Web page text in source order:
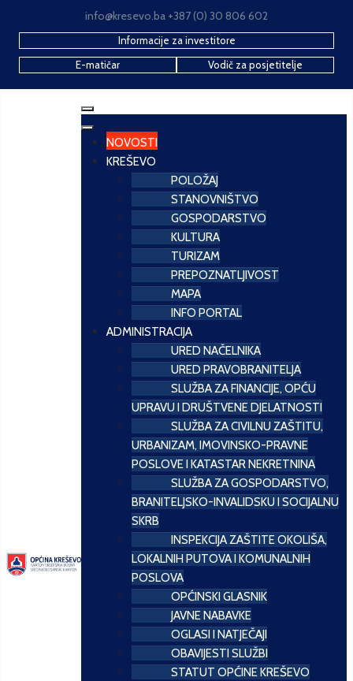
info@kresevo.ba +387 (0) 30 806 602
Informacije za investitore
E-matičar
Vodič za posjetitelje
NOVOSTI
KREŠEVO
POLOŽAJ
STANOVNIŠTVO
GOSPODARSTVO
KULTURA
TURIZAM
PREPOZNATLJIVOST
MAPA
INFO PORTAL
ADMINISTRACIJA
URED NAČELNIKA
URED PRAVOBRANITELJA
SLUŽBA ZA FINANCIJE, OPĆU
UPRAVU I DRUŠTVENE DJELATNOSTI
SLUŽBA ZA CIVILNU ZAŠTITU,
URBANIZAM, IMOVINSKO-PRAVNE
POSLOVE I KATASTAR NEKRETNINA
SLUŽBA ZA GOSPODARSTVO,
BRANITELJSKO-INVALIDSKU I SOCIJALNU
SKRB
INSPEKCIJA ZAŠTITE OKOLIŠA,
LOKALNIH PUTOVA I KOMUNALNIH
POSLOVA
OPĆINSKI GLASNIK
JAVNE NABAVKE
OGLASI I NATJEČAJI
OBAVIJESTI SLUŽBI
STATUT OPĆINE KREŠEVO